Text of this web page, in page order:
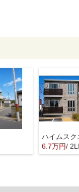
6.7万円/